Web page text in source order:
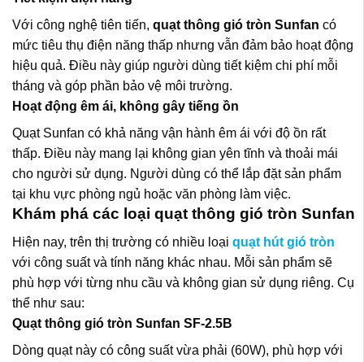
Với công nghệ tiên tiến, quạt thông gió tròn Sunfan có
mức tiêu thụ điện năng thấp nhưng vẫn đảm bảo hoạt động
hiệu quả. Điều này giúp người dùng tiết kiệm chi phí mỗi
tháng và góp phần bảo vệ môi trường.
Hoạt động êm ái, không gây tiếng ồn
Quạt Sunfan có khả năng vận hành êm ái với độ ồn rất
thấp. Điều này mang lại không gian yên tĩnh và thoải mái
cho người sử dụng. Người dùng có thể lắp đặt sản phẩm
tại khu vực phòng ngủ hoặc văn phòng làm việc.
Khám phá các loại quạt thông gió tròn Sunfan
Hiện nay, trên thị trường có nhiều loại quạt hút gió tròn
với công suất và tính năng khác nhau. Mỗi sản phẩm sẽ
phù hợp với từng nhu cầu và không gian sử dụng riêng. Cụ
thể như sau:
Quạt thông gió tròn Sunfan SF-2.5B
Dòng quạt này có công suất vừa phải (60W), phù hợp với